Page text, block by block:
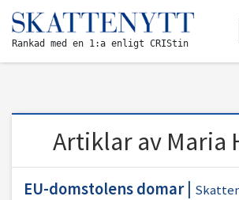
Rankad med en 1:a enligt CRIStin
Artiklar av Maria
EU-domstolens domar|